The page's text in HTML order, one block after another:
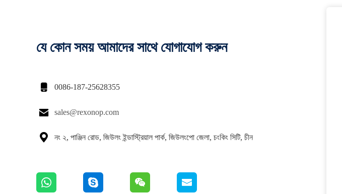
যে কোন সময় আমাদের সাথে যোগাযোগ করুন
 0086-187-25628355
 sales@rexonop.com
 নং ২, পাঞ্জিন রোড, জিউলং ইন্ডাস্ট্রিয়াল পার্ক, জিউলংপো জেলা, চংকিং সিটি, চীন